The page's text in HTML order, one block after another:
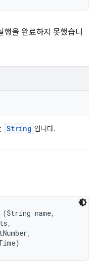
을 완료하지 못했습니
String 입니다.
name,